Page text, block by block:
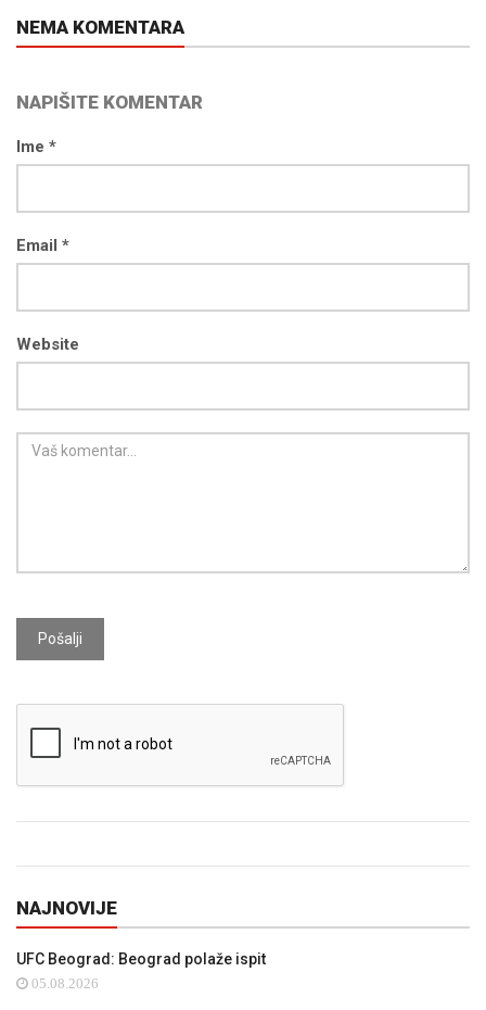
NEMA KOMENTARA
NAPIŠITE KOMENTAR
Ime *
Email *
Website
Pošalji
NAJNOVIJE
UFC Beograd: Beograd polaže ispit
05.08.2026